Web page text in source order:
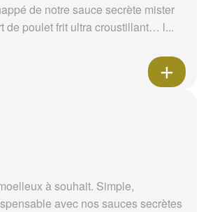
de notre sauce secrète mister
de poulet frit ultra croustillant… l...
à souhait. Simple,
avec nos sauces secrètes